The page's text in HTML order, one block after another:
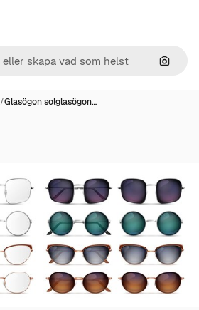
Sök
/Glasögon solglasögon…